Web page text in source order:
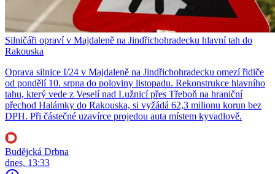
Silničáři opraví v Majdaleně na Jindřichohradecku hlavní tah do
Rakouska
Oprava silnice I/24 v Majdaleně na Jindřichohradecku omezí řidiče
od pondělí 10. srpna do poloviny listopadu. Rekonstrukce hlavního
tahu, který vede z Veselí nad Lužnicí přes Třeboň na hraniční
přechod Halámky do Rakouska, si vyžádá 62,3 milionu korun bez
DPH. Při částečné uzavírce projedou auta místem kyvadlově.
Budějcká Drbna
dnes, 13:33